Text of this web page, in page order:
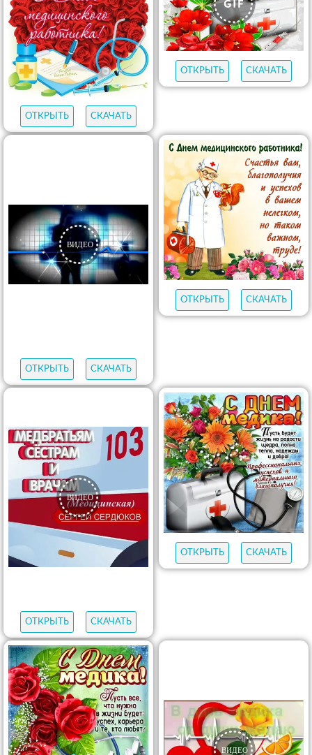
ОТКРЫТЬ СКАЧАТЬ
ОТКРЫТЬ СКАЧАТЬ
ОТКРЫТЬ СКАЧАТЬ
ОТКРЫТЬ СКАЧАТЬ
ОТКРЫТЬ СКАЧАТЬ
ОТКРЫТЬ СКАЧАТЬ